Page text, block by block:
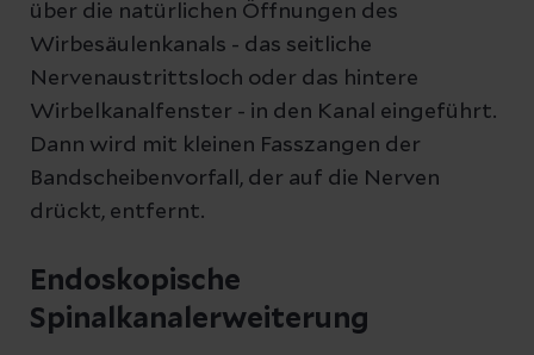
über die natürlichen Öffnungen des
Wirbesäulenkanals - das seitliche
Nervenaustrittsloch oder das hintere
Wirbelkanalfenster - in den Kanal eingeführt.
Dann wird mit kleinen Fasszangen der
Bandscheibenvorfall, der auf die Nerven
drückt, entfernt.
Endoskopische
Spinalkanalerweiterung